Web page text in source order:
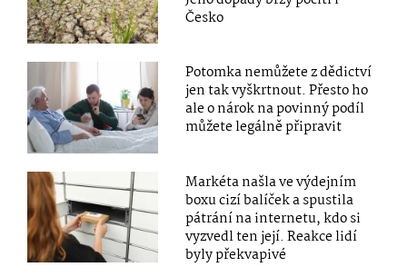
Česko
Potomka nemůžete z dědictví
jen tak vyškrtnout. Přesto ho
ale o nárok na povinný podíl
můžete legálně připravit
Markéta našla ve výdejním
boxu cizí balíček a spustila
pátrání na internetu, kdo si
vyzvedl ten její. Reakce lidí
byly překvapivé